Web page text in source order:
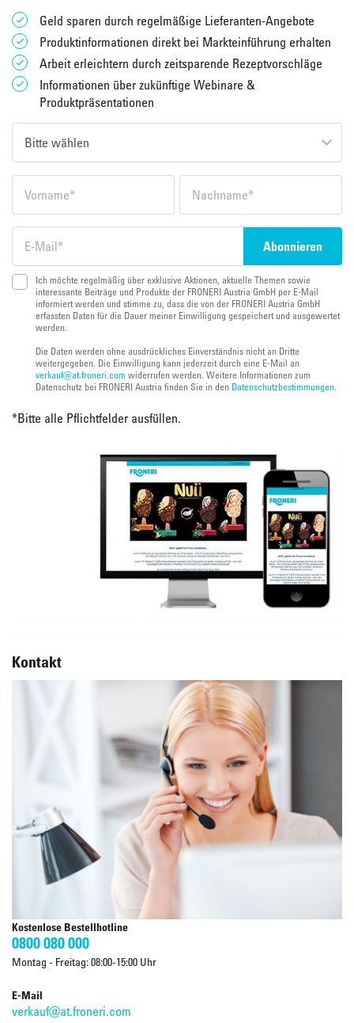
Geld sparen durch regelmäßige Lieferanten-Angebote
Produktinformationen direkt bei Markteinführung erhalten
Arbeit erleichtern durch zeitsparende Rezeptvorschläge
Informationen über zukünftige Webinare &
Produktpräsentationen
Ich möchte regelmäßig über exklusive Aktionen, aktuelle Themen sowie
interessante Beiträge und Produkte der FRONERI Austria GmbH per E-Mail
informiert werden und stimme zu, dass die von der FRONERI Austria GmbH
erfassten Daten für die Dauer meiner Einwilligung gespeichert und ausgewertet
werden.
Die Daten werden ohne ausdrückliches Einverständnis nicht an Dritte
weitergegeben. Die Einwilligung kann jederzeit durch eine E-Mail an
verkauf@at.froneri.com widerrufen werden. Weitere Informationen zum
Datenschutz bei FRONERI Austria finden Sie in den Datenschutzbestimmungen.
*Bitte alle Pflichtfelder ausfüllen.
Kontakt
Kostenlose Bestellhotline
0800 080 000
Montag - Freitag: 08:00-15:00 Uhr
E-Mail
verkauf@at.froneri.com